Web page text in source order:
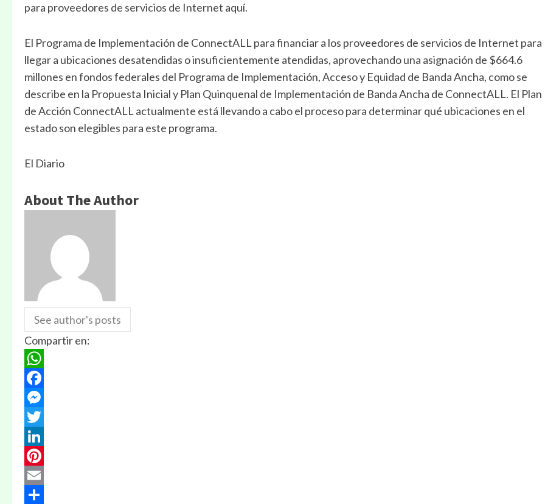
para proveedores de servicios de Internet aquí.
El Programa de Implementación de ConnectALL para financiar a los proveedores de servicios de Internet para
llegar a ubicaciones desatendidas o insuficientemente atendidas, aprovechando una asignación de $664.6
millones en fondos federales del Programa de Implementación, Acceso y Equidad de Banda Ancha, como se
describe en la Propuesta Inicial y Plan Quinquenal de Implementación de Banda Ancha de ConnectALL. El Plan
de Acción ConnectALL actualmente está llevando a cabo el proceso para determinar qué ubicaciones en el
estado son elegibles para este programa.
El Diario
About The Author
See author's posts
Compartir en:
WhatsApp
Facebook
Messenger
Twitter
LinkedIn
Pinterest
Email